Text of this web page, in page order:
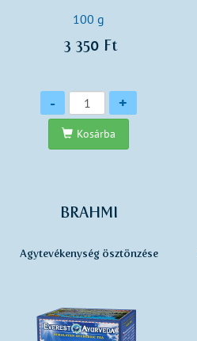
100 g
3 350 Ft
Mennyiség
- +
Kosárba
BRAHMI
Agytevékenység ösztönzése